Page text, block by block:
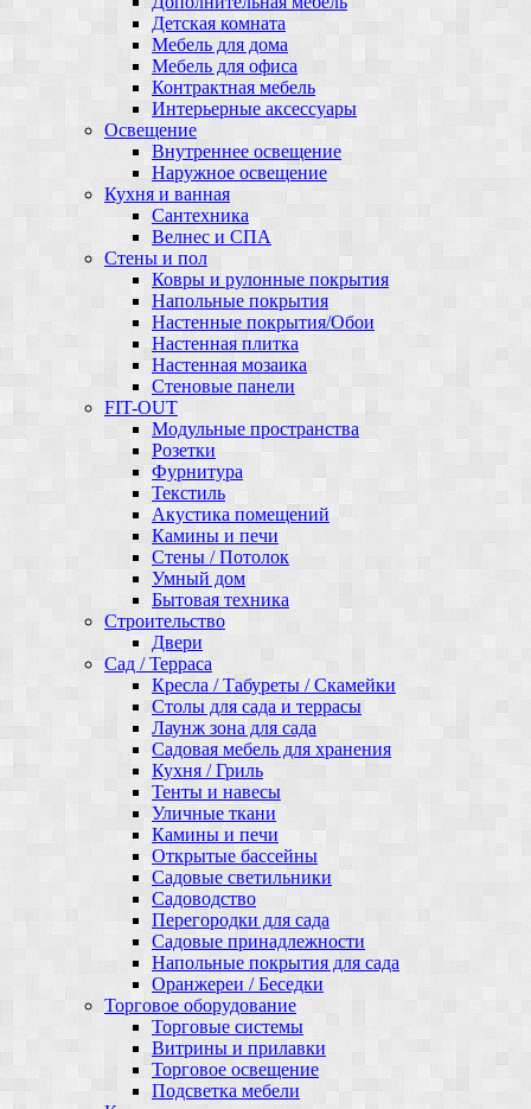
Детская комната
Мебель для дома
Мебель для офиса
Контрактная мебель
Интерьерные аксессуары
Освещение
Внутреннее освещение
Наружное освещение
Кухня и ванная
Сантехника
Велнес и СПА
Стены и пол
Ковры и рулонные покрытия
Напольные покрытия
Настенные покрытия/Обои
Настенная плитка
Настенная мозаика
Стеновые панели
FIT-OUT
Модульные пространства
Розетки
Фурнитура
Текстиль
Акустика помещений
Камины и печи
Стены / Потолок
Умный дом
Бытовая техника
Строительство
Двери
Сад / Терраса
Кресла / Табуреты / Скамейки
Столы для сада и террасы
Лаунж зона для сада
Садовая мебель для хранения
Кухня / Гриль
Тенты и навесы
Уличные ткани
Камины и печи
Открытые бассейны
Садовые светильники
Садоводство
Перегородки для сада
Садовые принадлежности
Напольные покрытия для сада
Оранжереи / Беседки
Торговое оборудование
Торговые системы
Витрины и прилавки
Торговое освещение
Подсветка мебели